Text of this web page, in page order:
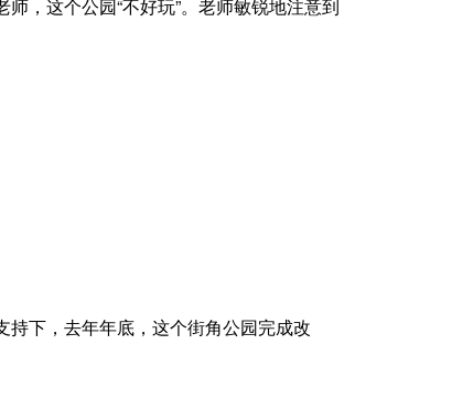
，这个公园“不好玩”。老师敏锐地注意到
下，去年年底，这个街角公园完成改